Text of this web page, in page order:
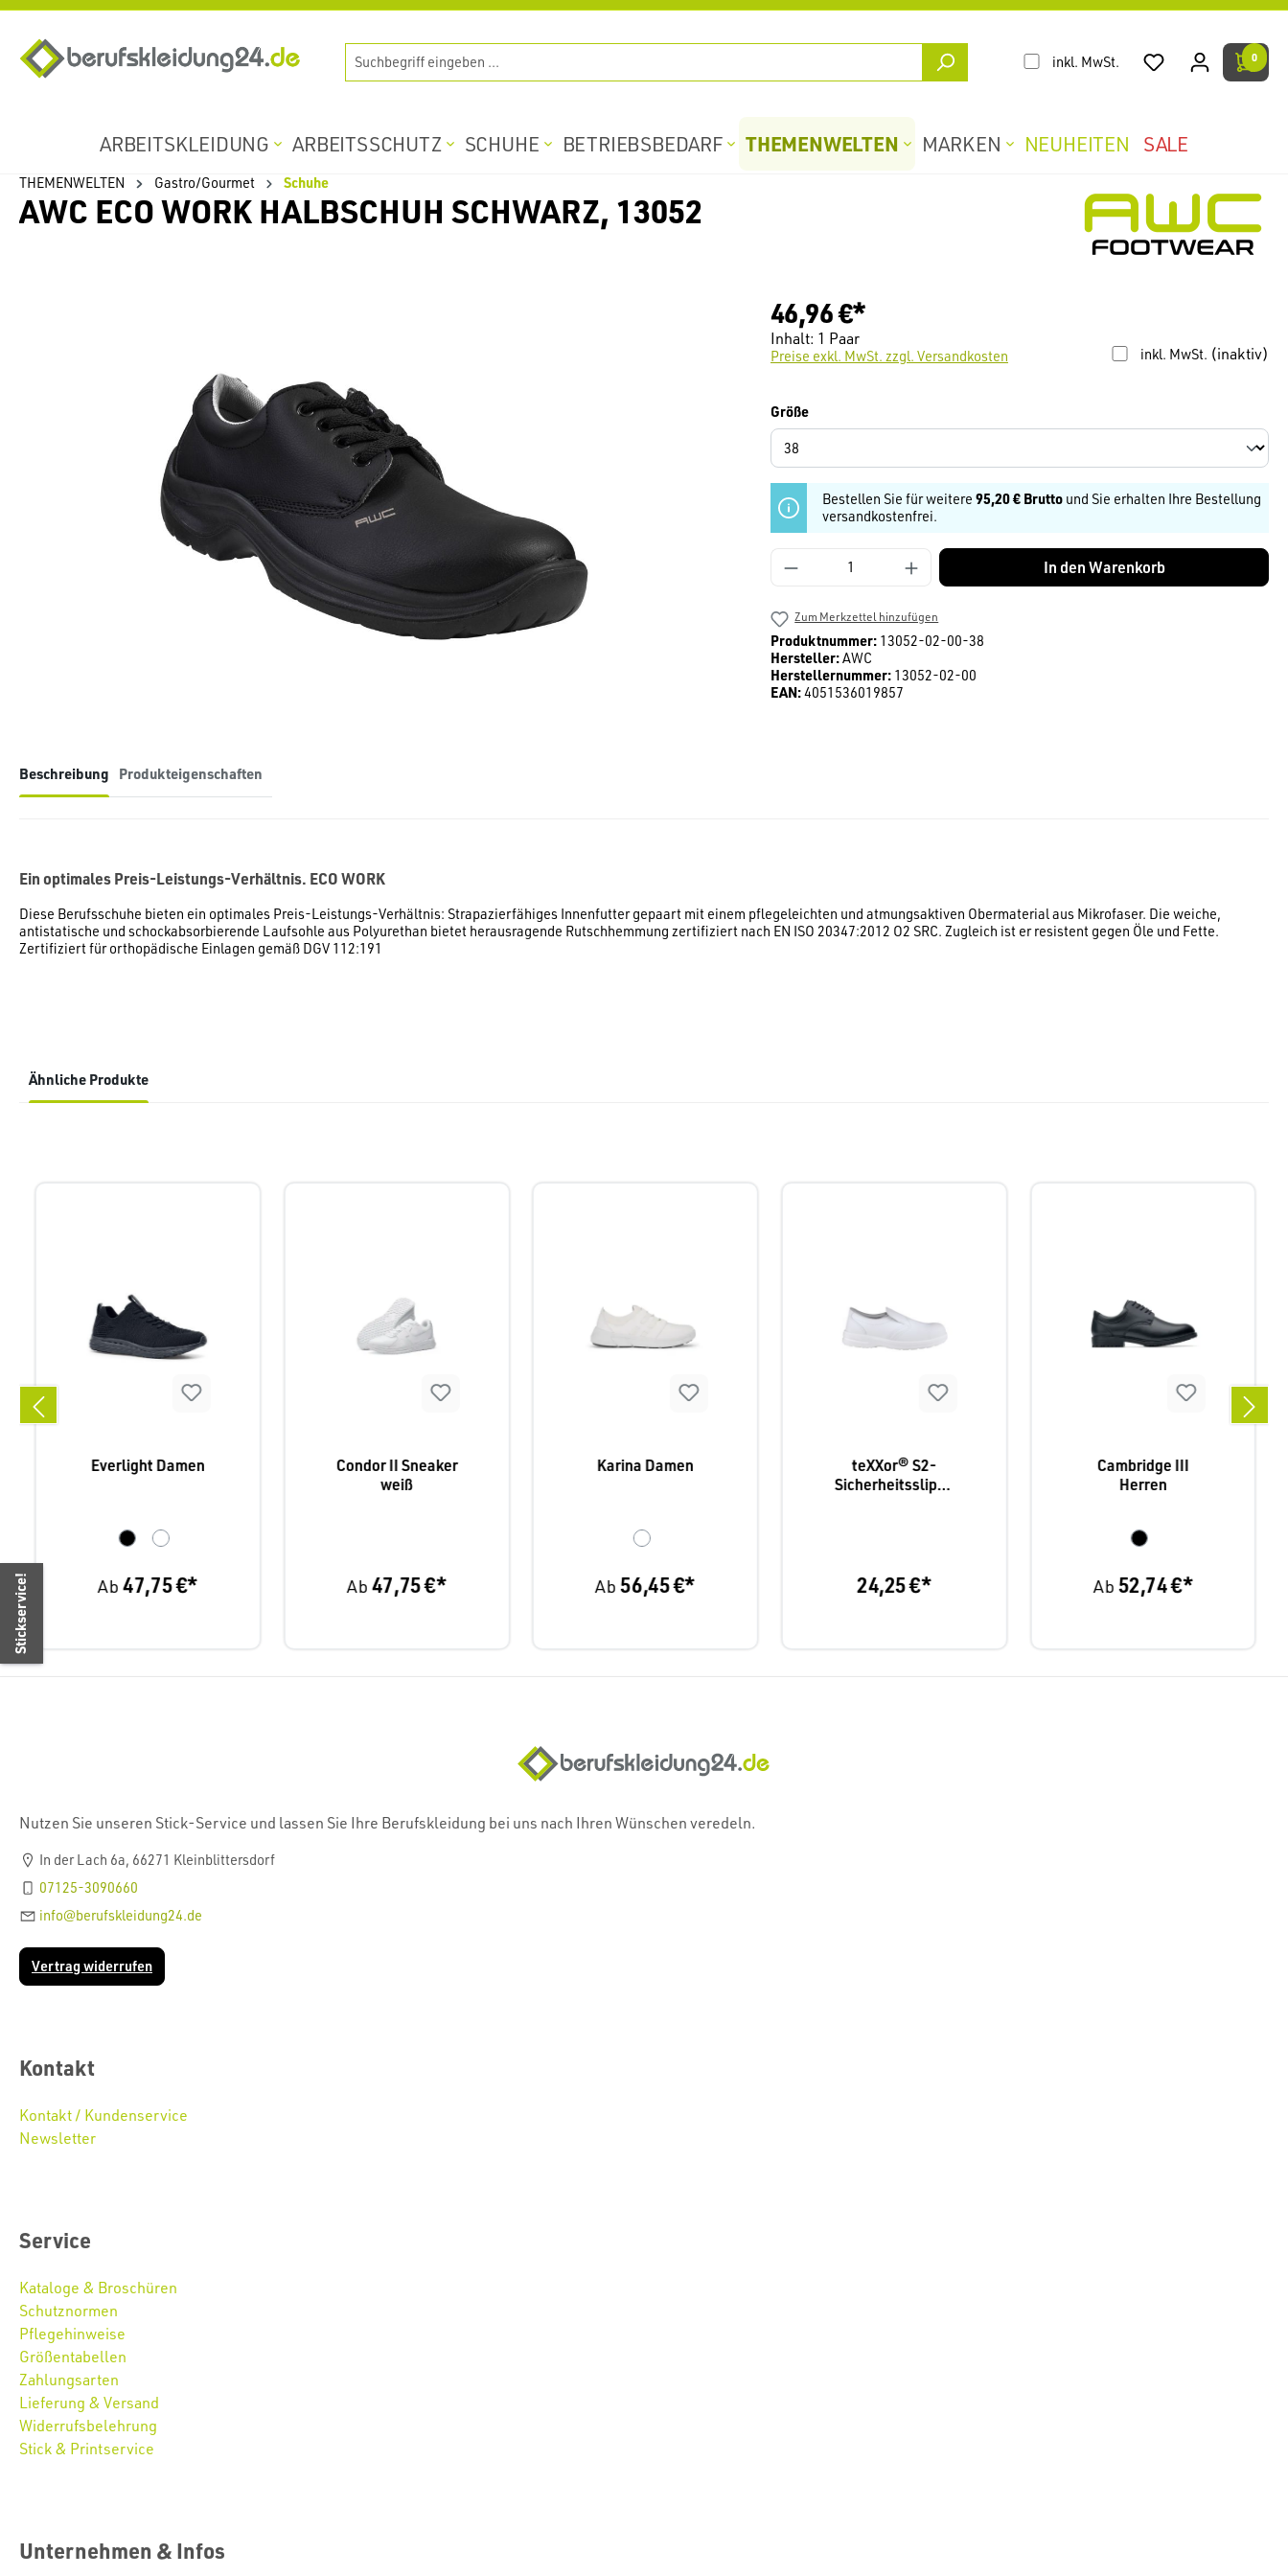
inkl. MwSt. 0
ARBEITSKLEIDUNG ARBEITSSCHUTZ SCHUHE BETRIEBSBEDARF THEMENWELTEN MARKEN NEUHEITEN SALE
THEMENWELTEN Gastro/Gourmet Schuhe
AWC ECO WORK HALBSCHUH SCHWARZ, 13052
46,96 €*
Inhalt: 1 Paar
inkl. MwSt. (inaktiv)
Preise exkl. MwSt. zzgl. Versandkosten
Größeauswählen
Bestellen Sie für weitere 95,20 € Brutto und Sie erhalten Ihre Bestellung
versandkostenfrei.
Produkt Anzahl: Gib den gewünschten Wert ein
In den Warenkorb
Zum Merkzettel hinzufügen
Produktnummer: 13052-02-00-38
Hersteller:AWC
Herstellernummer: 13052-02-00
EAN:4051536019857
Beschreibung Produkteigenschaften
Ein optimales Preis-Leistungs-Verhältnis. ECO WORK
Diese Berufsschuhe bieten ein optimales Preis-Leistungs-Verhältnis: Strapazierfähiges Innenfutter gepaart mit einem pflegeleichten und atmungsaktiven Obermaterial aus Mikrofaser. Die weiche,
antistatische und schockabsorbierende Laufsohle aus Polyurethan bietet herausragende Rutschhemmung zertifiziert nach EN ISO 20347:2012 O2 SRC. Zugleich ist er resistent gegen Öle und Fette.
Zertifiziert für orthopädische Einlagen gemäß DGV 112:191
Ähnliche Produkte
Everlight Damen
Ab47,75 €*
Condor II Sneaker
weiß
Ab 47,75 €*
Karina Damen
Ab56,45 €*
teXXor® S2-
Sicherheitsslippe
24,25 €*
Cambridge III
Herren
Ab 52,74 €*
Nutzen Sie unseren Stick-Service und lassen Sie Ihre Berufskleidung bei uns nach Ihren Wünschen veredeln.
In der Lach 6a, 66271 Kleinblittersdorf
07125-3090660
info@berufskleidung24.de
Vertrag widerrufen
Kontakt
Kontakt / Kundenservice
Newsletter
Service
Kataloge & Broschüren
Schutznormen
Pflegehinweise
Größentabellen
Zahlungsarten
Lieferung & Versand
Widerrufsbelehrung
Stick & Printservice
Unternehmen & Infos
Stickservice!